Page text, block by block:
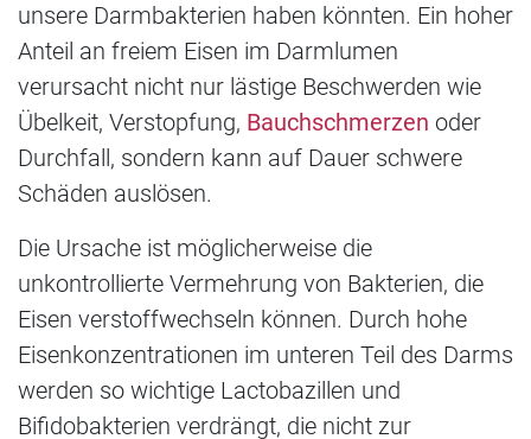
unsere Darmbakterien haben könnten. Ein hoher
Anteil an freiem Eisen im Darmlumen
verursacht nicht nur lästige Beschwerden wie
Übelkeit, Verstopfung, Bauchschmerzen oder
Durchfall, sondern kann auf Dauer schwere
Schäden auslösen.
Die Ursache ist möglicherweise die
unkontrollierte Vermehrung von Bakterien, die
Eisen verstoffwechseln können. Durch hohe
Eisenkonzentrationen im unteren Teil des Darms
werden so wichtige Lactobazillen und
Bifidobakterien verdrängt, die nicht zur